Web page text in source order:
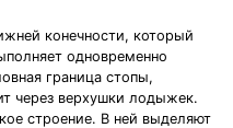
конечности, который
одновременно
граница стопы,
через верхушки лодыжек.
строение. В ней выделяют